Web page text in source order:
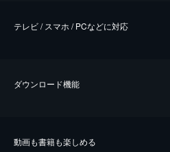
テレビ / スマホ / PCなどに対応
ダウンロード機能
動画も書籍も楽しめる